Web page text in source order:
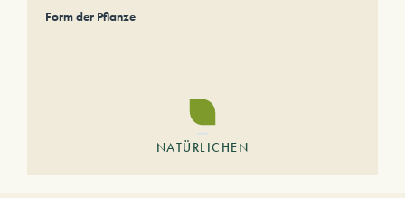
Form der Pflanze
NATÜRLICHEN